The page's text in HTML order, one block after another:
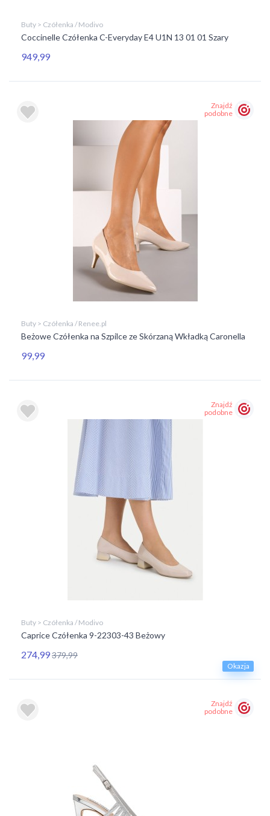
Buty > Czółenka / Modivo
Coccinelle Czółenka C-Everyday E4 U1N 13 01 01 Szary
949,99
Znajdź
podobne
Buty > Czółenka / Renee.pl
Beżowe Czółenka na Szpilce ze Skórzaną Wkładką Caronella
99,99
Okazja
Znajdź
podobne
Buty > Czółenka / Modivo
Caprice Czółenka 9-22303-43 Beżowy
274,99379,99
Znajdź
podobne